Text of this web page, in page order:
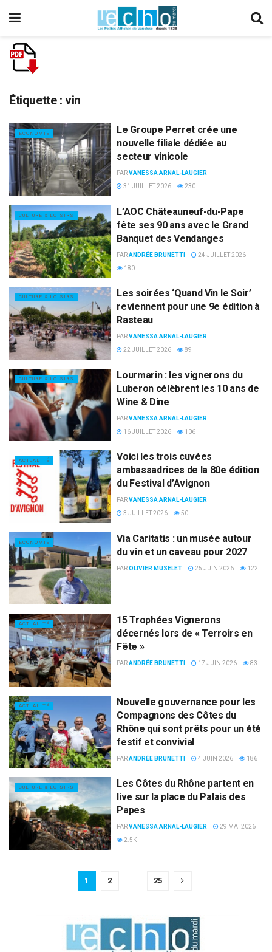
Étiquette :vin
ECONOMIE
Le Groupe Perret crée une
nouvelle filiale dédiée au
secteur vinicole
PARVANESSA ARNAL-LAUGIER
31 JUILLET 2026
230
CULTURE & LOISIRS
L’AOC Châteauneuf-du-Pape
fête ses 90 ans avec le Grand
Banquet des Vendanges
PARANDRÉE BRUNETTI
24 JUILLET 2026
180
CULTURE & LOISIRS
Les soirées ‘Quand Vin le Soir’
reviennent pour une 9e édition à
Rasteau
PARVANESSA ARNAL-LAUGIER
22 JUILLET 2026
89
CULTURE & LOISIRS
Lourmarin : les vignerons du
Luberon célèbrent les 10 ans de
Wine & Dine
PARVANESSA ARNAL-LAUGIER
16 JUILLET 2026
106
ACTUALITÉ
Voici les trois cuvées
ambassadrices de la 80e édition
du Festival d’Avignon
PARVANESSA ARNAL-LAUGIER
3 JUILLET 2026
50
ECONOMIE
Via Caritatis : un musée autour
du vin et un caveau pour 2027
PAROLIVIER MUSELET 25 JUIN 2026 122
ACTUALITÉ
15 Trophées Vignerons
décernés lors de « Terroirs en
Fête »
PARANDRÉE BRUNETTI 17 JUIN 2026 83
ACTUALITÉ
Nouvelle gouvernance pour les
Compagnons des Côtes du
Rhône qui sont prêts pour un été
festif et convivial
PARANDRÉE BRUNETTI 4 JUIN 2026 186
CULTURE & LOISIRS
Les Côtes du Rhône partent en
live sur la place du Palais des
Papes
PARVANESSA ARNAL-LAUGIER
29 MAI 2026
2.5K
1 2 25